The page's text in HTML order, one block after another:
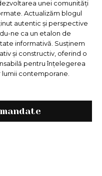
unei comunități
Actualizăm blogul
autentic și perspective
ne ca un etalon de
informativă. Susținem
și constructiv, oferind o
pentru înțelegerea
contemporane.